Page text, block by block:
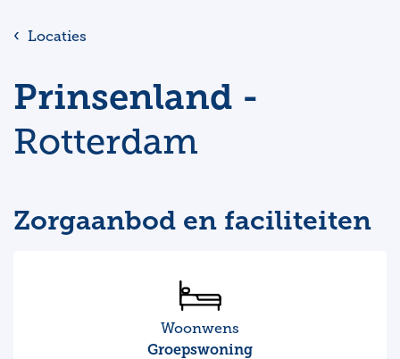
Locaties
Prinsenland -
Rotterdam
Zorgaanbod en faciliteiten
Woonwens
Groepswoning